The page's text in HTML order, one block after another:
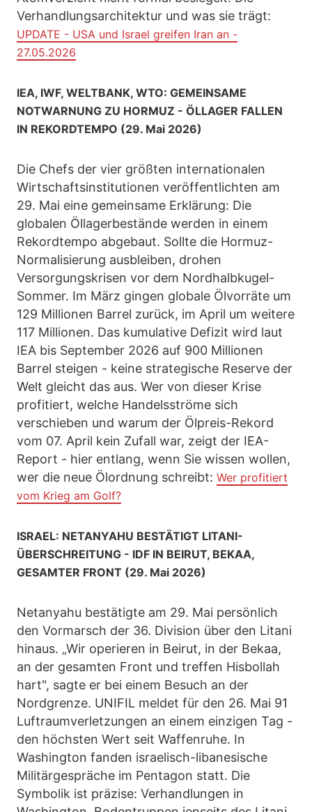
Verhandlungsarchitektur und was sie trägt:
UPDATE - USA und Israel greifen Iran an -
27.05.2026
IEA, IWF, WELTBANK, WTO: GEMEINSAME
NOTWARNUNG ZU HORMUZ - ÖLLAGER FALLEN
IN REKORDTEMPO (29. Mai 2026)
Die Chefs der vier größten internationalen
Wirtschaftsinstitutionen veröffentlichten am
29. Mai eine gemeinsame Erklärung: Die
globalen Öllagerbestände werden in einem
Rekordtempo abgebaut. Sollte die Hormuz-
Normalisierung ausbleiben, drohen
Versorgungskrisen vor dem Nordhalbkugel-
Sommer. Im März gingen globale Ölvorräte um
129 Millionen Barrel zurück, im April um weitere
117 Millionen. Das kumulative Defizit wird laut
IEA bis September 2026 auf 900 Millionen
Barrel steigen - keine strategische Reserve der
Welt gleicht das aus. Wer von dieser Krise
profitiert, welche Handelsströme sich
verschieben und warum der Ölpreis-Rekord
vom 07. April kein Zufall war, zeigt der IEA-
Report - hier entlang, wenn Sie wissen wollen,
wer die neue Ölordnung schreibt: Wer profitiert
vom Krieg am Golf?
ISRAEL: NETANYAHU BESTÄTIGT LITANI-
ÜBERSCHREITUNG - IDF IN BEIRUT, BEKAA,
GESAMTER FRONT (29. Mai 2026)
Netanyahu bestätigte am 29. Mai persönlich
den Vormarsch der 36. Division über den Litani
hinaus. „Wir operieren in Beirut, in der Bekaa,
an der gesamten Front und treffen Hisbollah
hart", sagte er bei einem Besuch an der
Nordgrenze. UNIFIL meldet für den 26. Mai 91
Luftraumverletzungen an einem einzigen Tag -
den höchsten Wert seit Waffenruhe. In
Washington fanden israelisch-libanesische
Militärgespräche im Pentagon statt. Die
Symbolik ist präzise: Verhandlungen in